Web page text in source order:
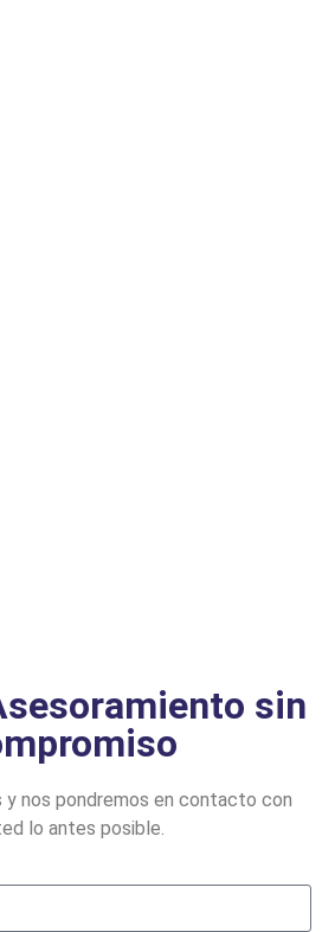
sin
y nos pondremos en contacto con
lo antes posible.